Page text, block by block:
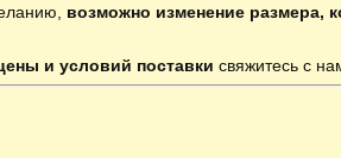
возможно изменение размера,
и условий поставки свяжитесь с